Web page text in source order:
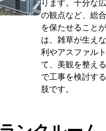
ります。十分な
の観点など、総
を保たせること
は、雑草が生え
利やアスファル
て、美観を整え
で工事を検討す
肢です。